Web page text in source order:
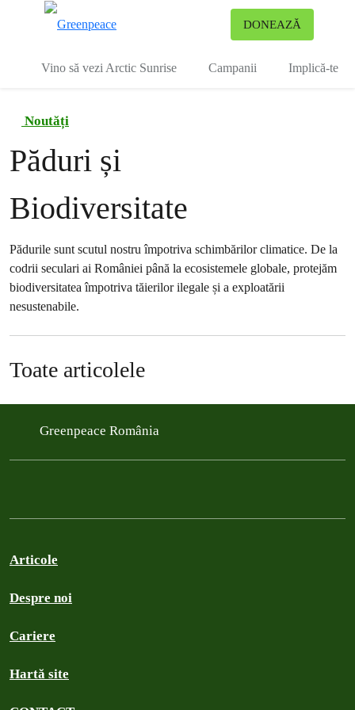
DONEAZĂ
Vino să vezi Arctic Sunrise Campanii Implică-te
Noutăți
Păduri și
Biodiversitate
Pădurile sunt scutul nostru împotriva schimbărilor climatice. De la
codrii seculari ai României până la ecosistemele globale, protejăm
biodiversitatea împotriva tăierilor ilegale și a exploatării
nesustenabile.
Toate articolele
Greenpeace România
Articole
Despre noi
Cariere
Hartă site